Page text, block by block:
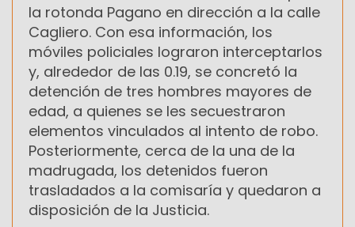
la rotonda Pagano en dirección a la calle
Cagliero. Con esa información, los
móviles policiales lograron interceptarlos
y, alrededor de las 0.19, se concretó la
detención de tres hombres mayores de
edad, a quienes se les secuestraron
elementos vinculados al intento de robo.
Posteriormente, cerca de la una de la
madrugada, los detenidos fueron
trasladados a la comisaría y quedaron a
disposición de la Justicia.